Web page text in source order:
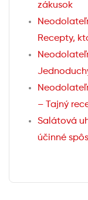
zákusok
Recepty,
– Tajný
Salátová
účinné